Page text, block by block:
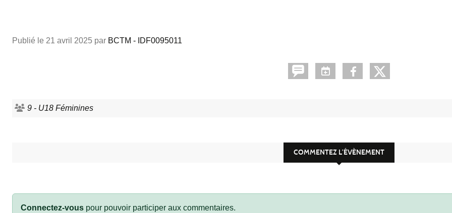
Publié le 21 avril 2025 par BCTM - IDF0095011
9 - U18 Féminines
COMMENTEZ L’ÉVÈNEMENT
Connectez-vous pour pouvoir participer aux commentaires.